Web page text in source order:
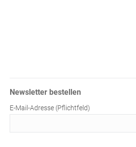
Newsletter bestellen
E-Mail-Adresse (Pflichtfeld)